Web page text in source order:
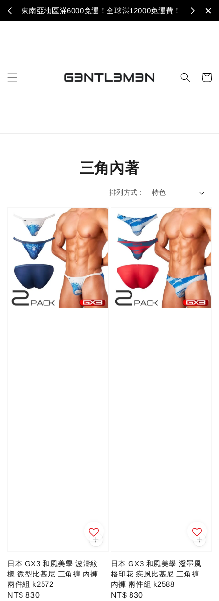
！ 東南亞地區滿6000免運！全球滿12000免運費！
三角內著
排列方式 :
日本 GX3 和風美學 波濤紋
樣 微型比基尼 三角褲 內褲
兩件組 k2572
Regular
NT$ 830
日本 GX3 和風美學 潑墨風
格印花 疾風比基尼 三角褲
內褲 兩件組 k2588
Regular
NT$ 830